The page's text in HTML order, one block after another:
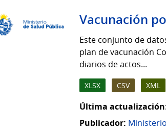
Vacunación
Este conjunto de
plan de vacunación
diarios de actos...
XLSX CSV XML
Última
Publicador: